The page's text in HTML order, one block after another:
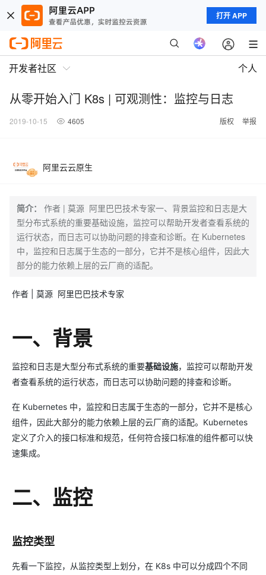
打开 APP
开发者社区 个人
从零开始入门 K8s | 可观测性：监控与日志
2019-10-15 4605 版权 举报
阿里云云原生
简介：
作者 | 莫源 阿里巴巴技术专家一、背景监控和日志是大
型分布式系统的重要基础设施，监控可以帮助开发者查看系统的
运行状态，而日志可以协助问题的排查和诊断。在 Kubernetes
中，监控和日志属于生态的一部分，它并不是核心组件，因此大
部分的能力依赖上层的云厂商的适配。
作者 | 莫源 阿里巴巴技术专家
一、背景
监控和日志是大型分布式系统的重要基础设施，监控可以帮助开发
者查看系统的运行状态，而日志可以协助问题的排查和诊断。
在 Kubernetes 中，监控和日志属于生态的一部分，它并不是核心
组件，因此大部分的能力依赖上层的云厂商的适配。Kubernetes
定义了介入的接口标准和规范，任何符合接口标准的组件都可以快
速集成。
二、监控
监控类型
先看一下监控，从监控类型上划分，在 K8s 中可以分成四个不同